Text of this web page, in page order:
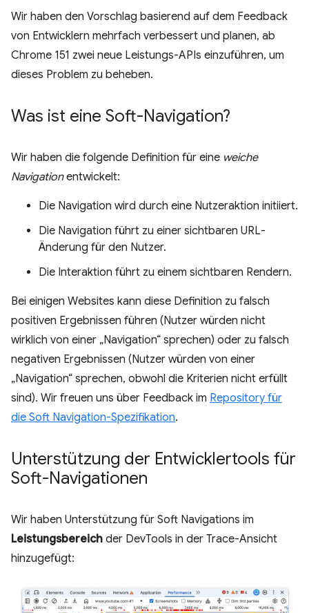
Wir haben den Vorschlag basierend auf dem Feedback
von Entwicklern mehrfach verbessert und planen, ab
Chrome 151 zwei neue Leistungs-APIs einzuführen, um
dieses Problem zu beheben.
Was ist eine Soft-Navigation?
Wir haben die folgende Definition für eine weiche
Navigationentwickelt:
Die Navigation wird durch eine Nutzeraktion initiiert.
Die Navigation führt zu einer sichtbaren URL-
Änderung für den Nutzer.
Die Interaktion führt zu einem sichtbaren Rendern.
Bei einigen Websites kann diese Definition zu falsch
positiven Ergebnissen führen (Nutzer würden nicht
wirklich von einer „Navigation“ sprechen) oder zu falsch
negativen Ergebnissen (Nutzer würden von einer
„Navigation“ sprechen, obwohl die Kriterien nicht erfüllt
sind). Wir freuen uns über Feedback im Repository für
die Soft Navigation-Spezifikation.
Unterstützung der Entwicklertools für
Soft-Navigationen
Wir haben Unterstützung für Soft Navigations im
Leistungsbereich der DevTools in der Trace-Ansicht
hinzugefügt: